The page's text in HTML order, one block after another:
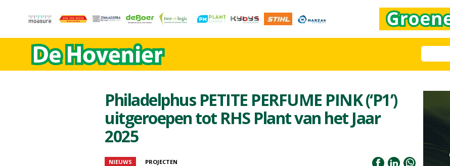
Philadelphus PETITE PERFUME PINK (‘P1’)
uitgeroepen tot RHS Plant van het Jaar
2025
NIEUWS PROJECTEN